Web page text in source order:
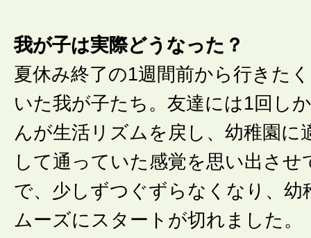
我が子は実際どうなった？
夏休み終了の1週間前から行きた
いた我が子たち。友達には1回し
んが生活リズムを戻し、幼稚園に
して通っていた感覚を思い出させ
で、少しずつぐずらなくなり、幼
ムーズにスタートが切れました。